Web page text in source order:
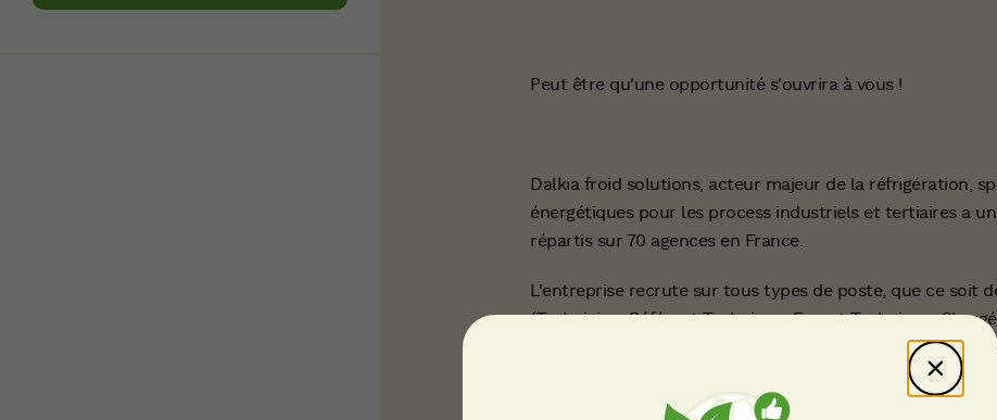
Peut être qu'une opportunité s'ouvrira à vous !
Dalkia froid solutions, acteur majeur de la réfrigération,
énergétiques pour les process industriels et tertiaires a
répartis sur 70 agences en France.
L'entreprise recrute sur tous types de poste, que ce soit
(Technicien, Référent Technique, Expert Technique,
aussi dans le développement commercial (Technico-